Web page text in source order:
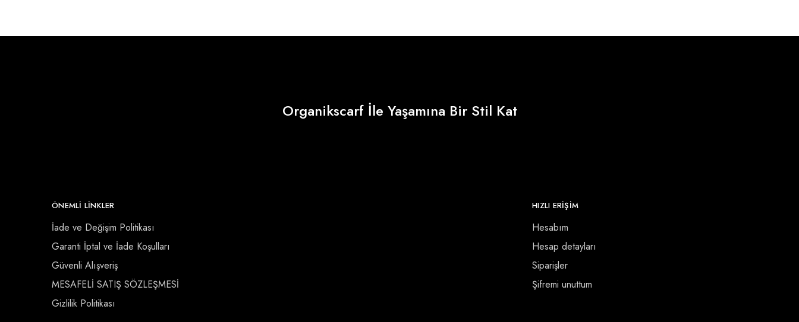
Organikscarf İle Yaşamına Bir Stil Kat
ÖNEMLI LINKLER
İade ve Değişim Politikası
Garanti İptal ve İade Koşulları
Güvenli Alışveriş
MESAFELİ SATIŞ SÖZLEŞMESİ
Gizlilik Politikası
HIZLI ERİŞİM
Hesabım
Hesap detayları
Siparişler
Şifremi unuttum